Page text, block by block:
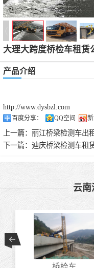
大理大跨度桥检车租赁
产品介绍
http://www.dysbzl.com
百度分享： QQ空间
上一篇： 丽江桥梁检测车出
下一篇： 迪庆桥梁检测车租
云南
工具车